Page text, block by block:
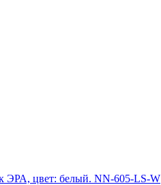
ЭРА, цвет: белый. NN-605-LS-W